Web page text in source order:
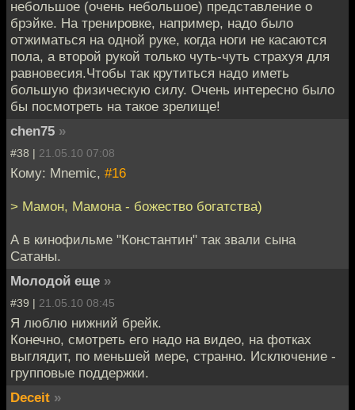
небольшое (очень небольшое) представление о
брэйке. На тренировке, например, надо было
отжиматься на одной руке, когда ноги не касаются
пола, а второй рукой только чуть-чуть страхуя для
равновесия.Чтобы так крутиться надо иметь
большую физическую силу. Очень интересно было
бы посмотреть на такое зрелище!
chen75 »
#38 | 21.05.10 07:08
Кому: Mnemic, #16
> Мамон, Мамона - божество богатства)
А в кинофильме "Константин" так звали сына
Сатаны.
Молодой еще »
#39 | 21.05.10 08:45
Я люблю нижний брейк.
Конечно, смотреть его надо на видео, на фотках
выглядит, по меньшей мере, странно. Исключение -
групповые поддержки.
Deceit »